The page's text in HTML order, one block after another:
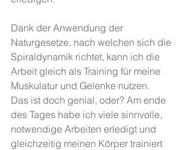
Dank der Anwendung der
Naturgesetze, nach welchen sich die
Spiraldynamik richtet, kann ich die
Arbeit gleich als Training für meine
Muskulatur und Gelenke nutzen.
Das ist doch genial, oder? Am ende
des Tages habe ich viele sinnvolle,
notwendige Arbeiten erledigt und
gleichzeitig meinen Körper trainiert